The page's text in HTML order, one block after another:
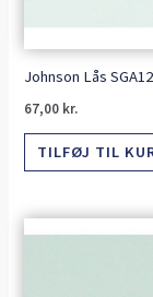
Johnson Lås SGA12
67,00 kr.
TILFØJ TIL